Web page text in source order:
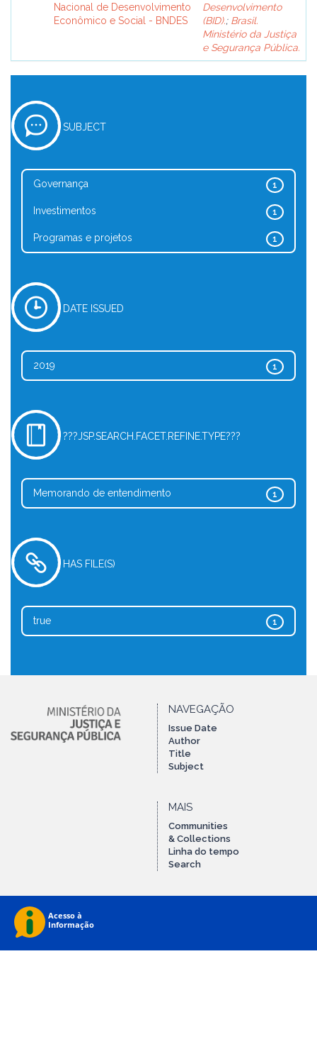
Nacional de Desenvolvimento
Econômico e Social - BNDES
Desenvolvimento
(BID).; Brasil.
Ministério da Justiça
e Segurança Pública.
SUBJECT
1
Governança
1
Investimentos
1
Programas e projetos
DATE ISSUED
1
2019
???JSP.SEARCH.FACET.REFINE.TYPE???
1
Memorando de entendimento
HAS FILE(S)
1
true
NAVEGAÇÃO
Issue Date
Author
Title
Subject
MAIS
Communities
& Collections
Linha do tempo
Search